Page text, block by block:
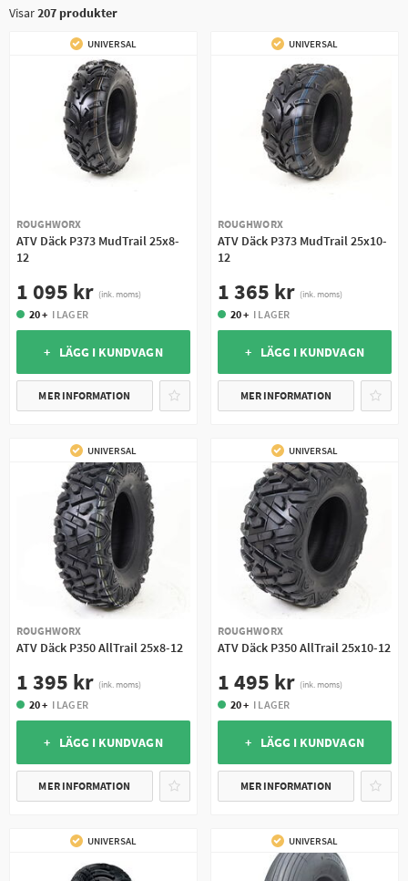
Visar207 produkter
UNIVERSAL
ROUGHWORX
ATV Däck P373 MudTrail 25x8-
12
1 095 kr (ink. moms)
20 + I LAGER
+ LÄGG I KUNDVAGN
MER INFORMATION
UNIVERSAL
ROUGHWORX
ATV Däck P373 MudTrail 25x10-
12
1 365 kr (ink. moms)
20 + I LAGER
+ LÄGG I KUNDVAGN
MER INFORMATION
UNIVERSAL
ROUGHWORX
ATV Däck P350 AllTrail 25x8-12
1 395 kr (ink. moms)
20 + I LAGER
+ LÄGG I KUNDVAGN
MER INFORMATION
UNIVERSAL
ROUGHWORX
ATV Däck P350 AllTrail 25x10-12
1 495 kr (ink. moms)
20 + I LAGER
+ LÄGG I KUNDVAGN
MER INFORMATION
UNIVERSAL UNIVERSAL